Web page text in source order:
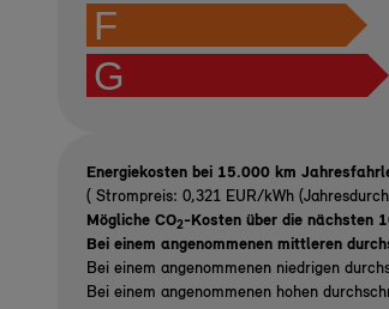
F
G
Energiekosten bei 15.000 km
( Strompreis: 0,321 EUR/kWh
Mögliche CO2-Kosten über die nächsten
Bei einem angenommenen mittleren
Bei einem angenommenen niedrigen
Bei einem angenommenen hohen